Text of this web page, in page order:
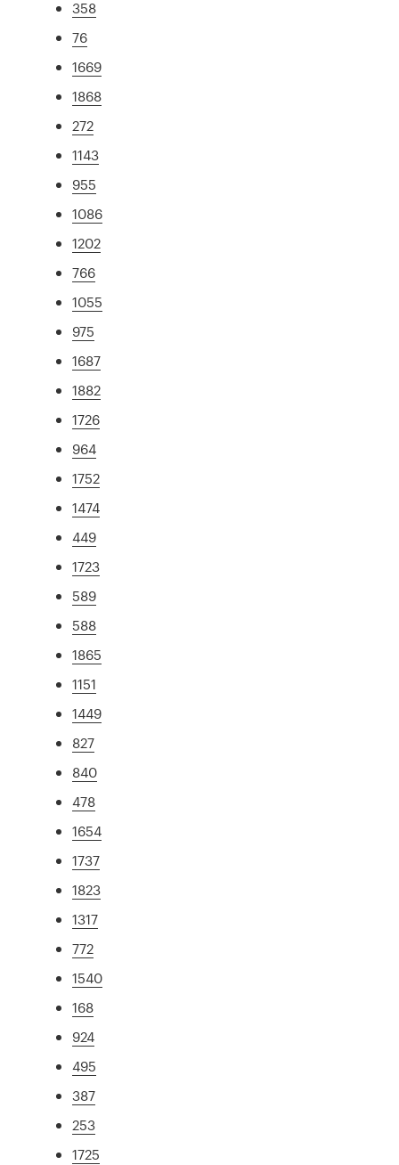
358
76
1669
1868
272
1143
955
1086
1202
766
1055
975
1687
1882
1726
964
1752
1474
449
1723
589
588
1865
1151
1449
827
840
478
1654
1737
1823
1317
772
1540
168
924
495
387
253
1725